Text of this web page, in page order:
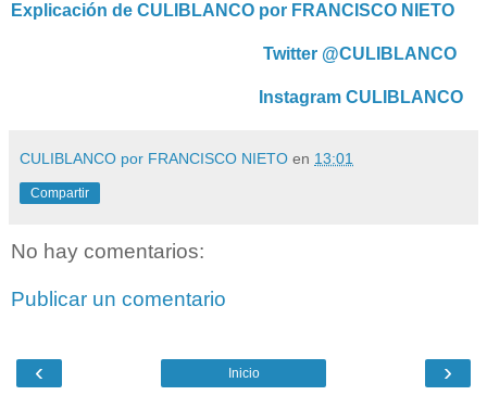
Explicación de CULIBLANCO por FRANCISCO NIETO
Twitter @CULIBLANCO
Instagram CULIBLANCO
CULIBLANCO por FRANCISCO NIETO en 13:01
Compartir
No hay comentarios:
Publicar un comentario
‹ ›
Inicio